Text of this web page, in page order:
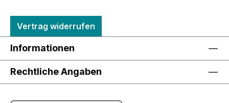
Vertrag widerrufen
Informationen
Rechtliche Angaben